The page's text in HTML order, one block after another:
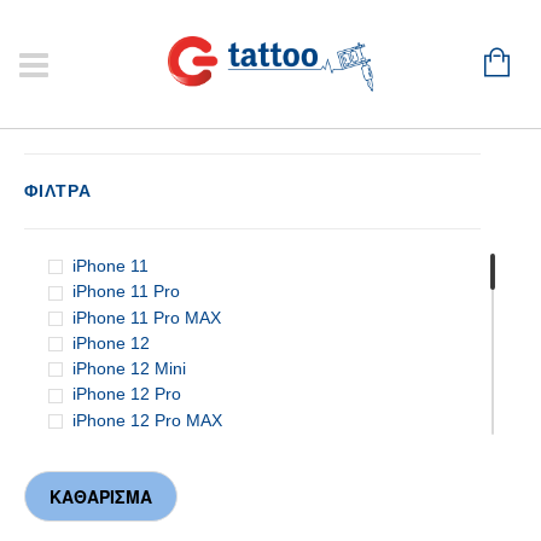
ΦΙΛΤΡΑ
iPhone 11
iPhone 11 Pro
iPhone 11 Pro MAX
iPhone 12
iPhone 12 Mini
iPhone 12 Pro
iPhone 12 Pro MAX
iPhone 13 Mini
iPhone 13 Pro
iPhone 13 Pro MAX